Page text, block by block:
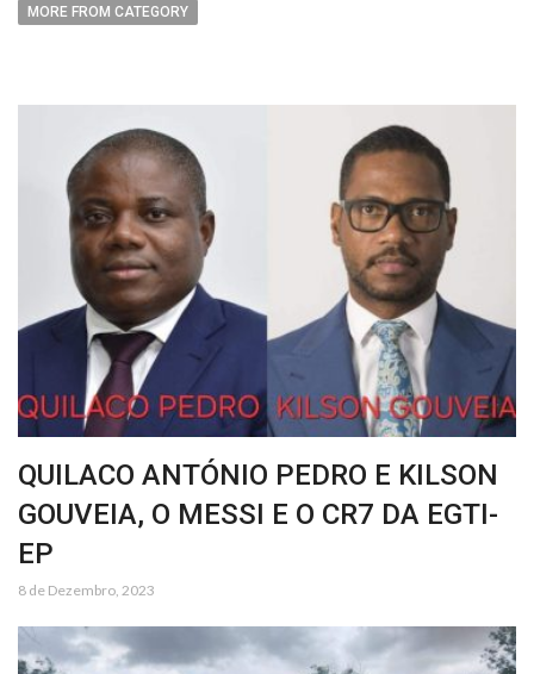
MORE FROM CATEGORY
QUILACO ANTÓNIO PEDRO E KILSON
GOUVEIA, O MESSI E O CR7 DA EGTI-
EP
8 de Dezembro, 2023